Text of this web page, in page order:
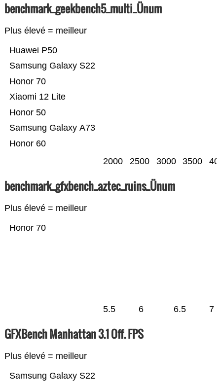
benchmark_geekbench5_multi_Ünum
Plus élevé = meilleur
Honor 60
Samsung Galaxy A73
Honor 50
Xiaomi 12 Lite
Honor 70
Samsung Galaxy S22
Huawei P50
2000 2500 3000 3500
benchmark_gfxbench_aztec_ruins_Ünum
Plus élevé = meilleur
Honor 70
5.5 6 6.5 7
GFXBench Manhattan 3.1 Off. FPS
Plus élevé = meilleur
Samsung Galaxy S22